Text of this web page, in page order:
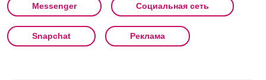
Messenger Социальная сеть
Snapchat Реклама